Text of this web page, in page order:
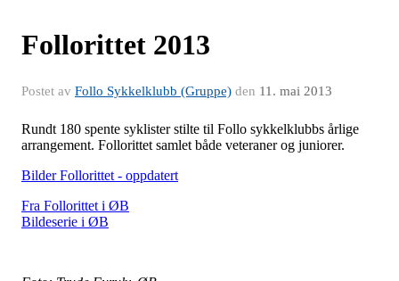
Follorittet 2013
Postet av Follo Sykkelklubb (Gruppe) den 11. mai 2013
Rundt 180 spente syklister stilte til Follo sykkelklubbs årlige
arrangement. Follorittet samlet både veteraner og juniorer.
Bilder Follorittet - oppdatert
Fra Follorittet i ØB
Bildeserie i ØB